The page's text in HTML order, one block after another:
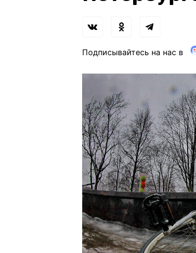
Подписывайтесь на нас в